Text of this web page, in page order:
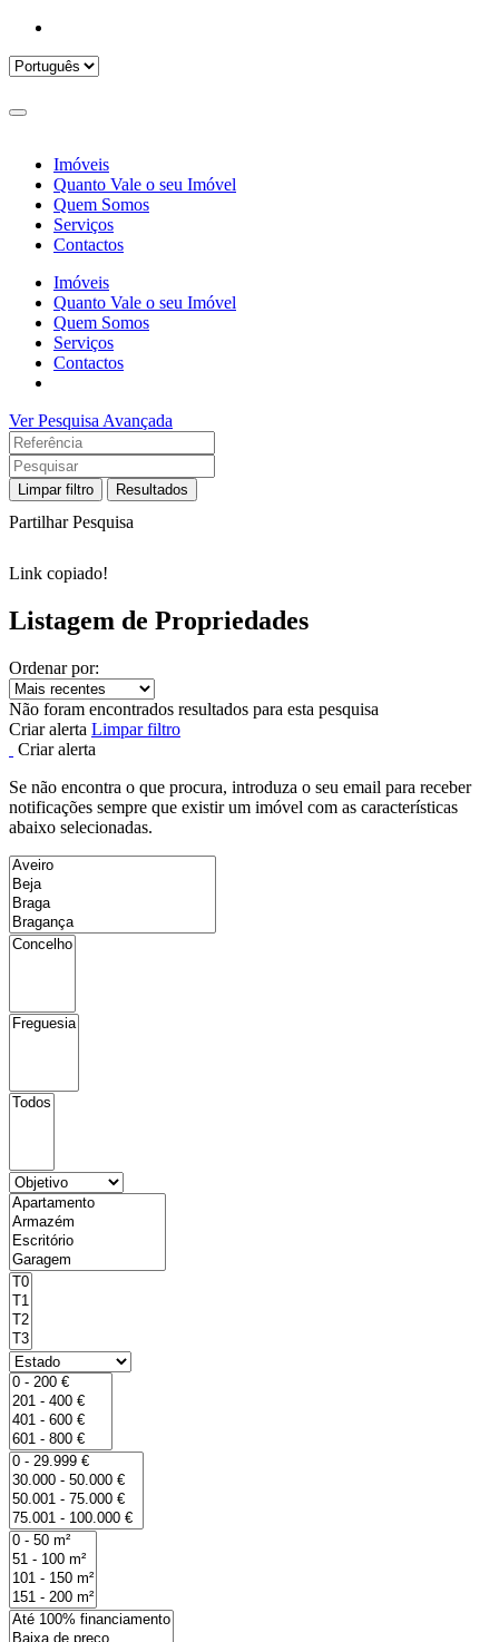
Imóveis
Quanto Vale o seu Imóvel
Quem Somos
Serviços
Contactos
Imóveis
Quanto Vale o seu Imóvel
Quem Somos
Serviços
Contactos
Ver Pesquisa Avançada
Limpar filtro Resultados
Partilhar Pesquisa
Link copiado!
Listagem de Propriedades
Ordenar por:
Não foram encontrados resultados para esta pesquisa
Criar alerta Limpar filtro
Criar alerta
Se não encontra o que procura, introduza o seu email para receber
notificações sempre que existir um imóvel com as características
abaixo selecionadas.